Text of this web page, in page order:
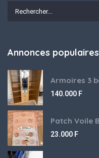
Annonces populaires
140.000 F
23.000 F